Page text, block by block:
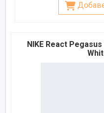
NIKE React